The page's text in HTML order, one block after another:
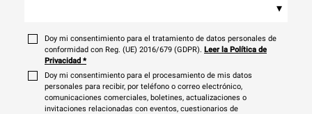
▾
Doy mi consentimiento para el tratamiento de datos personales de
conformidad con Reg. (UE) 2016/679 (GDPR). Leer la Política de
Privacidad *
Doy mi consentimiento para el procesamiento de mis datos
personales para recibir, por teléfono o correo electrónico,
comunicaciones comerciales, boletines, actualizaciones o
invitaciones relacionadas con eventos, cuestionarios de